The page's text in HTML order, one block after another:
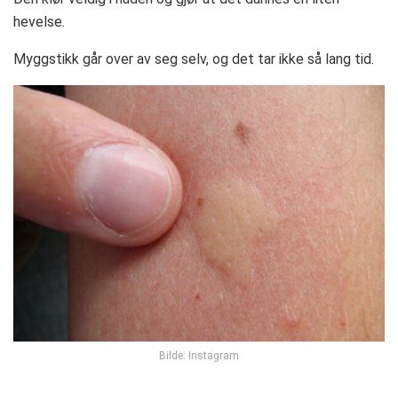
hevelse.
Myggstikk går over av seg selv, og det tar ikke så lang tid.
Bilde: Instagram